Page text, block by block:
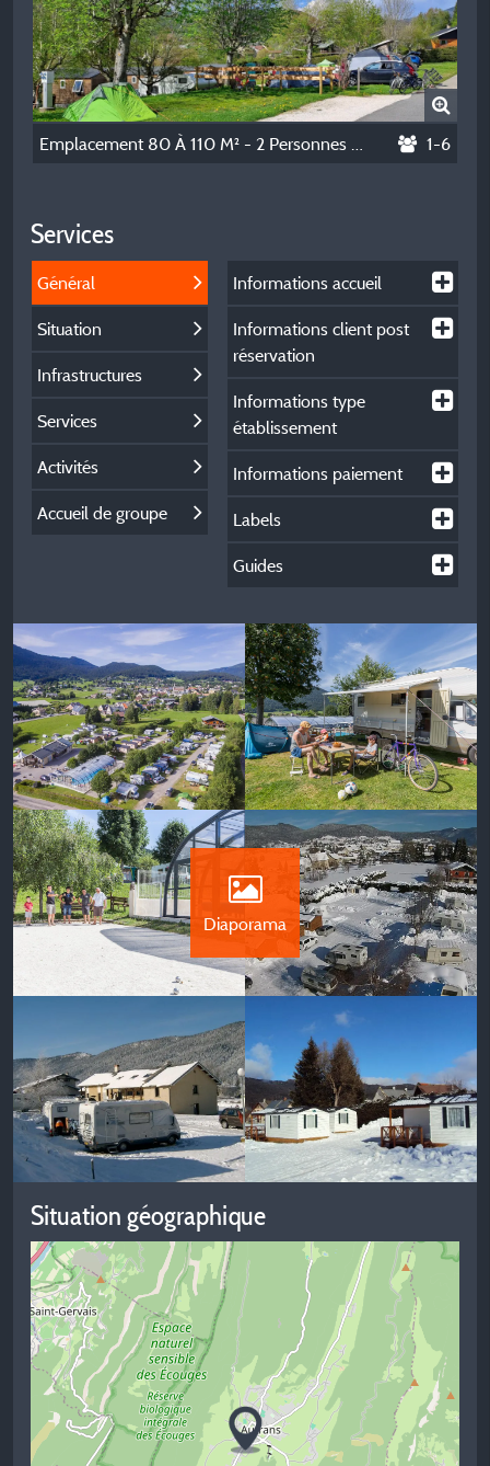
Emplacement 80 À 110 M² - 2 Personnes + Élec. 6 A (1300 W) + 1 Véhicule + Caravane Ou Tentes 1-6
Services
Général
Situation
Infrastructures
Services
Activités
Accueil de groupe
Informations accueil
Informations client post
réservation
Informations type
établissement
Informations paiement
Labels
Guides
Diaporama
Situation géographique